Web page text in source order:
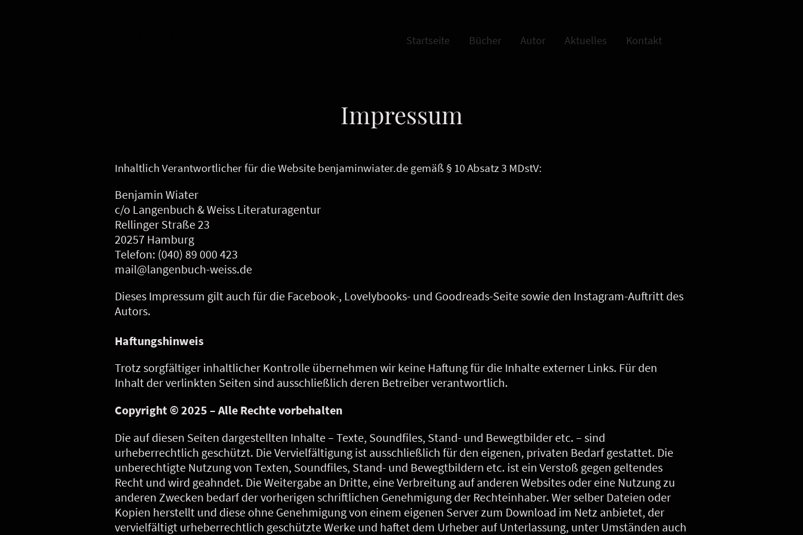
Startseite Bücher Autor Aktuelles Kontakt
Impressum
Inhaltlich Verantwortlicher für die Website benjaminwiater.de gemäß § 10 Absatz 3 MDstV:
Benjamin Wiater
c/o Langenbuch & Weiss Literaturagentur
Rellinger Straße 23
20257 Hamburg
Telefon: (040) 89 000 423
mail@langenbuch-weiss.de
Dieses Impressum gilt auch für die Facebook-, Lovelybooks- und Goodreads-Seite sowie den Instagram-Auftritt des
Autors.
Haftungshinweis
Trotz sorgfältiger inhaltlicher Kontrolle übernehmen wir keine Haftung für die Inhalte externer Links. Für den
Inhalt der verlinkten Seiten sind ausschließlich deren Betreiber verantwortlich.
Copyright © 2025 – Alle Rechte vorbehalten
Die auf diesen Seiten dargestellten Inhalte – Texte, Soundfiles, Stand- und Bewegtbilder etc. – sind
urheberrechtlich geschützt. Die Vervielfältigung ist ausschließlich für den eigenen, privaten Bedarf gestattet. Die
unberechtigte Nutzung von Texten, Soundfiles, Stand- und Bewegtbildern etc. ist ein Verstoß gegen geltendes
Recht und wird geahndet. Die Weitergabe an Dritte, eine Verbreitung auf anderen Websites oder eine Nutzung zu
anderen Zwecken bedarf der vorherigen schriftlichen Genehmigung der Rechteinhaber. Wer selber Dateien oder
Kopien herstellt und diese ohne Genehmigung von einem eigenen Server zum Download im Netz anbietet, der
vervielfältigt urheberrechtlich geschützte Werke und haftet dem Urheber auf Unterlassung, unter Umständen auch